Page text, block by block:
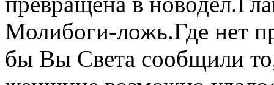
Молибоги-ложь.Где нет
бы Вы Света сообщили